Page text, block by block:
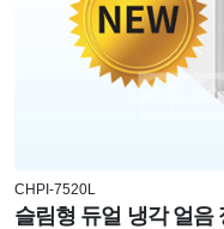
CHPI-7520L
슬림형 듀얼 냉각 얼음